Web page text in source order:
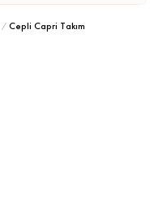
Cepli Capri Takım